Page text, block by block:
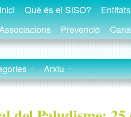
Què és el SISO?
Prevenció
Arxiu